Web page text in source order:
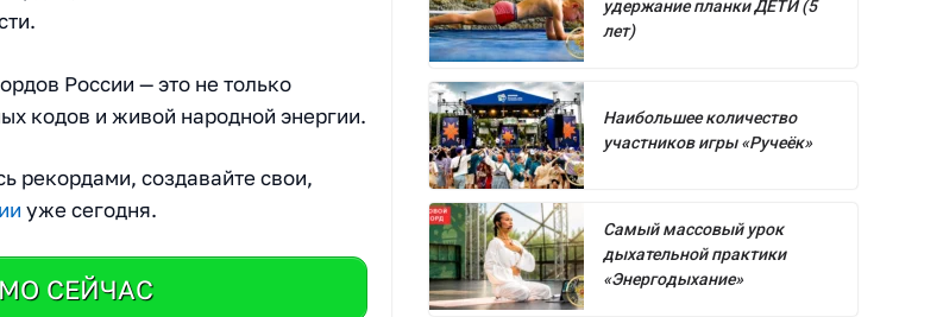
России — это не только
кодов и живой народной энергии.
рекордами, создавайте свои,
уже сегодня.
СЕЙЧАС
удержание планки ДЕТИ (5
лет)
Наибольшее количество
участников игры «Ручеёк»
Самый массовый урок
дыхательной практики
«Энергодыхание»